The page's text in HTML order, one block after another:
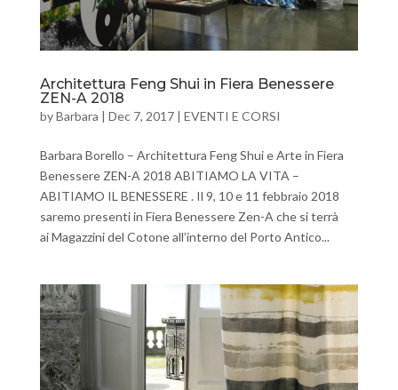
Architettura Feng Shui in Fiera Benessere
ZEN-A 2018
byBarbara | Dec 7, 2017| EVENTI E CORSI
Barbara Borello – Architettura Feng Shui e Arte in Fiera
Benessere ZEN-A 2018 ABITIAMO LA VITA –
ABITIAMO IL BENESSERE . Il 9, 10 e 11 febbraio 2018
saremo presenti in Fiera Benessere Zen-A che si terrà
ai Magazzini del Cotone all’interno del Porto Antico...